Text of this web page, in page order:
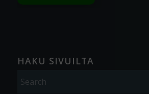
HAKU SIVUILTA